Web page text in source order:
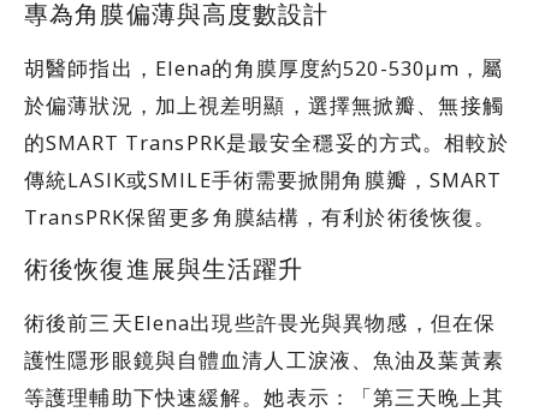
專為角膜偏薄與高度數設計
胡醫師指出，Elena的角膜厚度約520-530μm，屬
於偏薄狀況，加上視差明顯，選擇無掀瓣、無接觸
的SMART TransPRK是最安全穩妥的方式。相較於
傳統LASIK或SMILE手術需要掀開角膜瓣，SMART
TransPRK保留更多角膜結構，有利於術後恢復。
術後恢復進展與生活躍升
術後前三天Elena出現些許畏光與異物感，但在保
護性隱形眼鏡與自體血清人工淚液、魚油及葉黃素
等護理輔助下快速緩解。她表示：「第三天晚上其